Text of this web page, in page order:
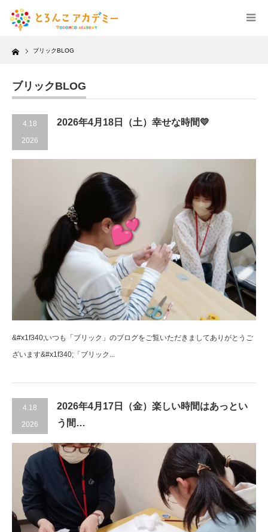
Home ブリックBLOG
ブリックBLOG
4.18
2026
2026年4月18日（土）幸せな時間💛
&#x1f340;いつも「ブリック」のブログをご覧いただきましてありがとうご
ざいます&#x1f340;「ブリック...
4.18
2026
2026年4月17日（金）楽しい時間はあっとい
う間…